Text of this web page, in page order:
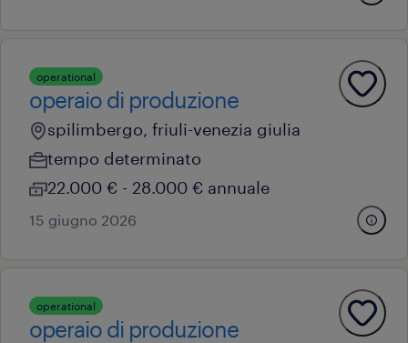
operational
operaio di produzione
spilimbergo, friuli-venezia giulia
tempo determinato
22.000 € - 28.000 € annuale
15 giugno 2026
operational
operaio di produzione